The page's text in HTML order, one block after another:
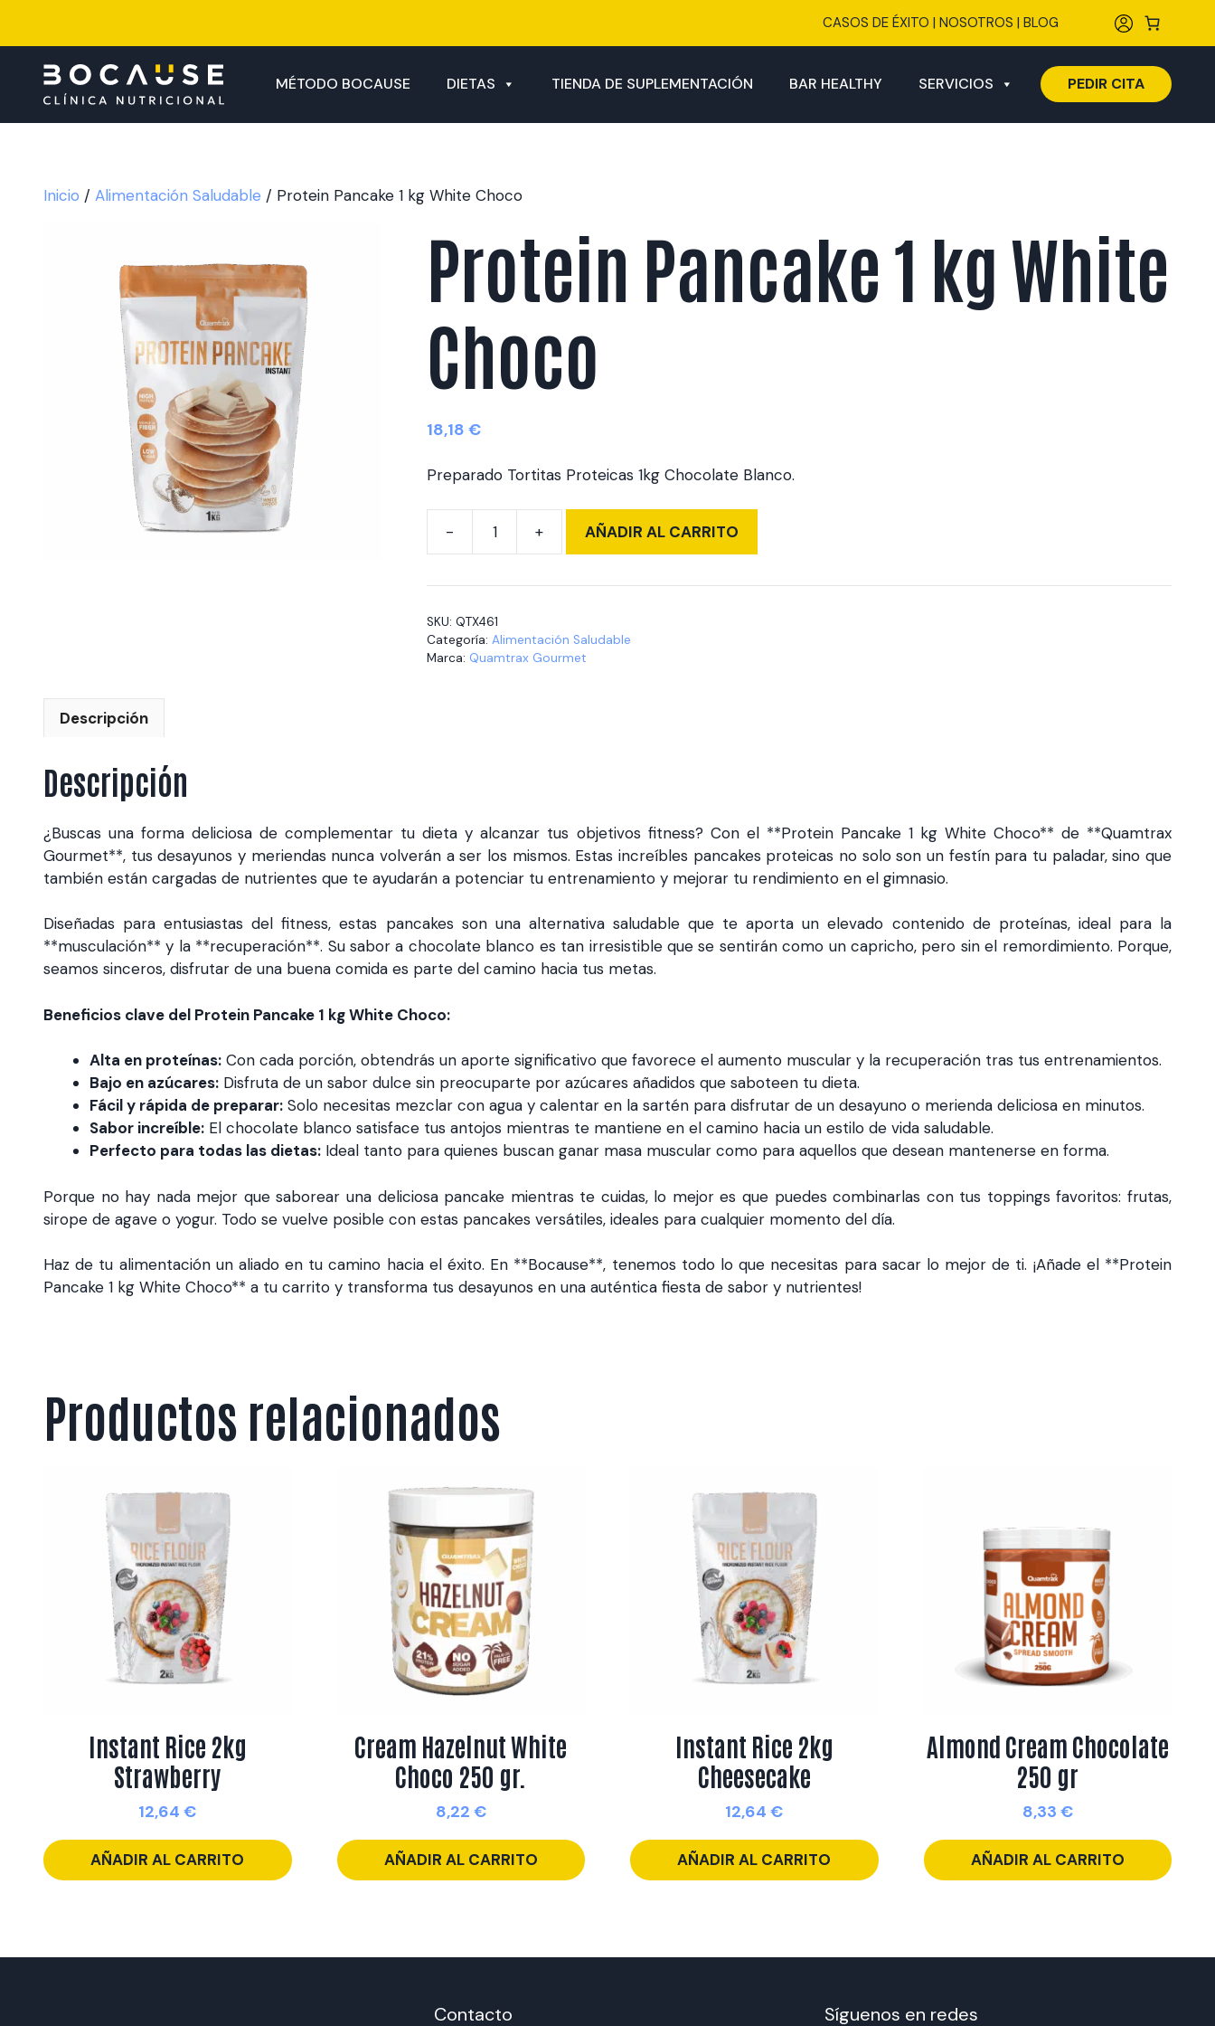
CASOS DE ÉXITO |NOSOTROS |BLOG
MÉTODO BOCAUSE DIETAS TIENDA DE SUPLEMENTACIÓN BAR HEALTHY SERVICIOS PEDIR CITA
Inicio / Alimentación Saludable / Protein Pancake 1 kg White Choco
Protein Pancake 1 kg White
Choco
18,18€
Preparado Tortitas Proteicas 1kg Chocolate Blanco.
1
White
Choco
AÑADIR AL CARRITO
SKU:QTX461
Categoría:Alimentación Saludable
Marca: Quamtrax Gourmet
Descripción
Descripción
¿Buscas una forma deliciosa de complementar tu dieta y alcanzar tus objetivos fitness? Con el **Protein Pancake 1 kg White Choco** de **Quamtrax
Gourmet**, tus desayunos y meriendas nunca volverán a ser los mismos. Estas increíbles pancakes proteicas no solo son un festín para tu paladar, sino que
también están cargadas de nutrientes que te ayudarán a potenciar tu entrenamiento y mejorar tu rendimiento en el gimnasio.
Diseñadas para entusiastas del fitness, estas pancakes son una alternativa saludable que te aporta un elevado contenido de proteínas, ideal para la
**musculación** y la **recuperación**. Su sabor a chocolate blanco es tan irresistible que se sentirán como un capricho, pero sin el remordimiento. Porque,
seamos sinceros, disfrutar de una buena comida es parte del camino hacia tus metas.
Beneficios clave del Protein Pancake 1 kg White Choco:
Alta en proteínas: Con cada porción, obtendrás un aporte significativo que favorece el aumento muscular y la recuperación tras tus entrenamientos.
Bajo en azúcares: Disfruta de un sabor dulce sin preocuparte por azúcares añadidos que saboteen tu dieta.
Fácil y rápida de preparar: Solo necesitas mezclar con agua y calentar en la sartén para disfrutar de un desayuno o merienda deliciosa en minutos.
Sabor increíble: El chocolate blanco satisface tus antojos mientras te mantiene en el camino hacia un estilo de vida saludable.
Perfecto para todas las dietas: Ideal tanto para quienes buscan ganar masa muscular como para aquellos que desean mantenerse en forma.
Porque no hay nada mejor que saborear una deliciosa pancake mientras te cuidas, lo mejor es que puedes combinarlas con tus toppings favoritos: frutas,
sirope de agave o yogur. Todo se vuelve posible con estas pancakes versátiles, ideales para cualquier momento del día.
Haz de tu alimentación un aliado en tu camino hacia el éxito. En **Bocause**, tenemos todo lo que necesitas para sacar lo mejor de ti. ¡Añade el **Protein
Pancake 1 kg White Choco** a tu carrito y transforma tus desayunos en una auténtica fiesta de sabor y nutrientes!
Productos relacionados
Instant Rice 2kg
Strawberry
12,64€
AÑADIR AL CARRITO
Cream Hazelnut White
Choco 250 gr.
8,22 €
AÑADIR AL CARRITO
Instant Rice 2kg
Cheesecake
12,64€
AÑADIR AL CARRITO
Almond Cream Chocolate
250 gr
8,33 €
AÑADIR AL CARRITO
Contacto Síguenos en redes